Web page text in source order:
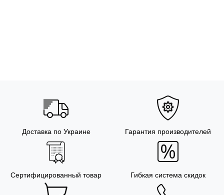
Доставка по Украине Гарантия производителей
Сертифицированный товар Гибкая система скидок